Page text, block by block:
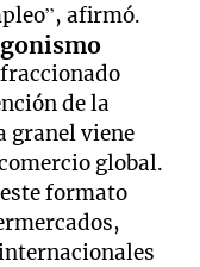
afirmó.
de la
granel viene
global.
formato